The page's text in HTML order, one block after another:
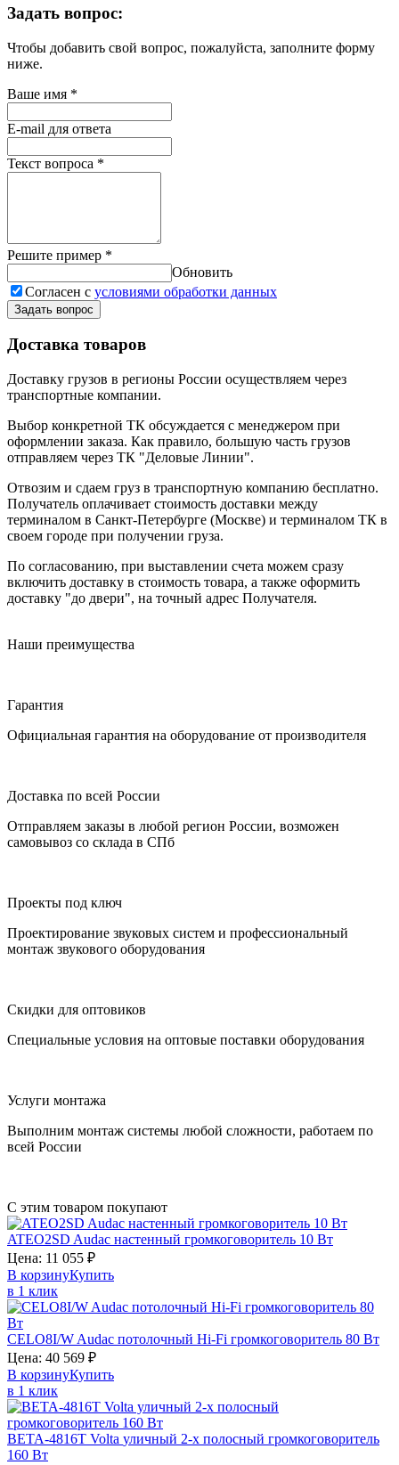
Задать вопрос:
Чтобы добавить свой вопрос, пожалуйста, заполните форму
ниже.
Ваше имя *
E-mail для ответа
Текст вопроса *
Решите пример *
Обновить
Согласен с условиями обработки данных
Задать вопрос
Доставка товаров
Доставку грузов в регионы России осуществляем через
транспортные компании.
Выбор конкретной ТК обсуждается с менеджером при
оформлении заказа. Как правило, большую часть грузов
отправляем через ТК "Деловые Линии".
Отвозим и сдаем груз в транспортную компанию бесплатно.
Получатель оплачивает стоимость доставки между
терминалом в Санкт-Петербурге (Москве) и терминалом ТК в
своем городе при получении груза.
По согласованию, при выставлении счета можем сразу
включить доставку в стоимость товара, а также оформить
доставку "до двери", на точный адрес Получателя.
Наши преимущества
Гарантия
Официальная гарантия на оборудование от производителя
Доставка по всей России
Отправляем заказы в любой регион России, возможен
самовывоз со склада в СПб
Проекты под ключ
Проектирование звуковых систем и профессиональный
монтаж звукового оборудования
Скидки для оптовиков
Специальные условия на оптовые поставки оборудования
Услуги монтажа
Выполним монтаж системы любой сложности, работаем по
всей России
С этим товаром покупают
ATEO2SD Audac настенный громкоговоритель 10 Вт
Цена: 11 055 ₽
В корзинуКупить
в 1 клик
CELO8I/W Audac потолочный Hi-Fi громкоговоритель 80 Вт
Цена: 40 569 ₽
В корзинуКупить
в 1 клик
BETA-4816T Volta уличный 2-х полосный громкоговоритель
160 Вт